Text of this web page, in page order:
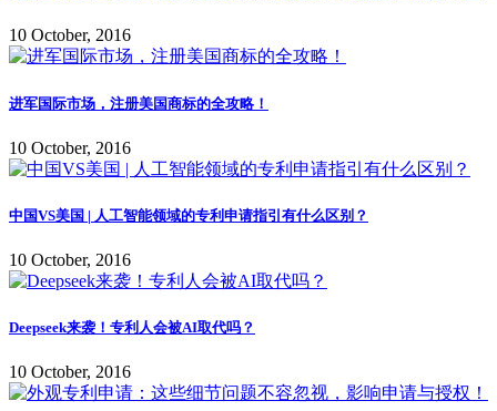
10 October, 2016
进军国际市场，注册美国商标的全攻略！
10 October, 2016
中国VS美国 | 人工智能领域的专利申请指引有什么区别？
10 October, 2016
Deepseek来袭！专利人会被AI取代吗？
10 October, 2016